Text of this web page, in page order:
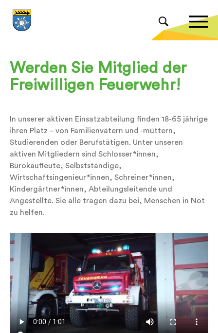
Werden Sie Mitglied der
Freiwilligen Feuerwehr!
In unserer aktiven Einsatzabteilung finden 18-65 jährige
ihren Platz – von Familienvätern und -müttern,
Studierenden oder Berufstätigen. Unter unseren
aktiven Mitgliedern sind Schlosser*innen,
Bürokaufleute, Selbstständige,
Wirtschaftsingenieur*innen, Schreiner*innen,
Kindergärtner*innen, Abteilungsleitende und
Angestellte. Sie alle tragen dazu bei, Menschen in Not
zu helfen.